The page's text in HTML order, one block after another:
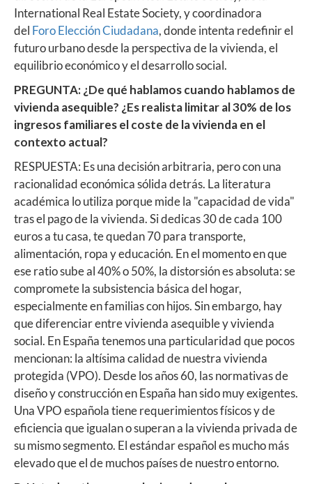
International Real Estate Society, y coordinadora
del Foro Elección Ciudadana, donde intenta redefinir el
futuro urbano desde la perspectiva de la vivienda, el
equilibrio económico y el desarrollo social.
PREGUNTA: ¿De qué hablamos cuando hablamos de
vivienda asequible? ¿Es realista limitar al 30% de los
ingresos familiares el coste de la vivienda en el
contexto actual?
RESPUESTA: Es una decisión arbitraria, pero con una
racionalidad económica sólida detrás. La literatura
académica lo utiliza porque mide la "capacidad de vida"
tras el pago de la vivienda. Si dedicas 30 de cada 100
euros a tu casa, te quedan 70 para transporte,
alimentación, ropa y educación. En el momento en que
ese ratio sube al 40% o 50%, la distorsión es absoluta: se
compromete la subsistencia básica del hogar,
especialmente en familias con hijos. Sin embargo, hay
que diferenciar entre vivienda asequible y vivienda
social. En España tenemos una particularidad que pocos
mencionan: la altísima calidad de nuestra vivienda
protegida (VPO). Desde los años 60, las normativas de
diseño y construcción en España han sido muy exigentes.
Una VPO española tiene requerimientos físicos y de
eficiencia que igualan o superan a la vivienda privada de
su mismo segmento. El estándar español es mucho más
elevado que el de muchos países de nuestro entorno.